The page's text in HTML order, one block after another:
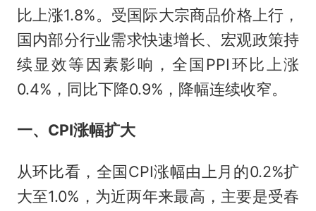
比上涨1.8%。受国际大宗商品价格上行，
国内部分行业需求快速增长、宏观政策持
续显效等因素影响，全国PPI环比上涨
0.4%，同比下降0.9%，降幅连续收窄。
一、CPI涨幅扩大
从环比看，全国CPI涨幅由上月的0.2%扩
大至1.0%，为近两年来最高，主要是受春